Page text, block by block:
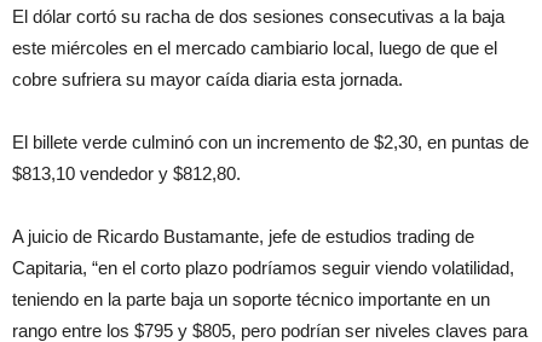
El dólar cortó su racha de dos sesiones consecutivas a la baja
este miércoles en el mercado cambiario local, luego de que el
cobre sufriera su mayor caída diaria esta jornada.
El billete verde culminó con un incremento de $2,30, en puntas de
$813,10 vendedor y $812,80.
A juicio de Ricardo Bustamante, jefe de estudios trading de
Capitaria, “en el corto plazo podríamos seguir viendo volatilidad,
teniendo en la parte baja un soporte técnico importante en un
rango entre los $795 y $805, pero podrían ser niveles claves para